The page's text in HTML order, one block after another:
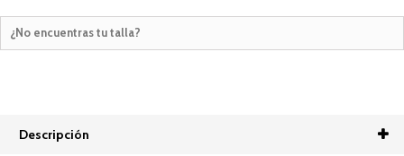
¿No encuentras tu talla?
Descripción